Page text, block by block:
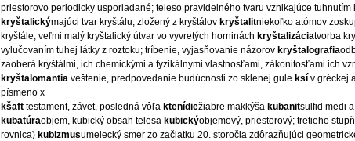
priestorovo periodicky usporiadané; teleso pravidelného tvaru vznikajúce tuhnutím
kryštalickýmajúci tvar kryštálu; zložený z kryštálov kryštalitniekoľko atómov
kryštále; veľmi malý kryštalický útvar vo vyvretých horninách kryštalizáciatvorba
vylučovaním tuhej látky z roztoku; tríbenie, vyjasňovanie názorov kryštalografia
zaoberá kryštálmi, ich chemickými a fyzikálnymi vlastnosťami, zákonitosťami ich
kryštalomantia veštenie, predpovedanie budúcnosti zo sklenej gule ksí v gréckej
písmeno x
kšaft testament, závet, posledná vôľa ktenídiežiabre mäkkýša kubanitsulfid medi
kubatúraobjem, kubický obsah telesa kubickýobjemový, priestorový; tretieho
rovnica) kubizmusumelecký smer zo začiatku 20. storočia zdôrazňujúci